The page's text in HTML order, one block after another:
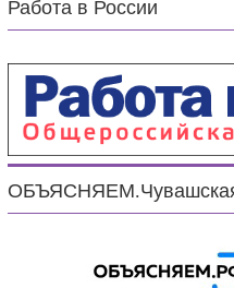
Работа в России
ОБЪЯСНЯЕМ.Чувашская